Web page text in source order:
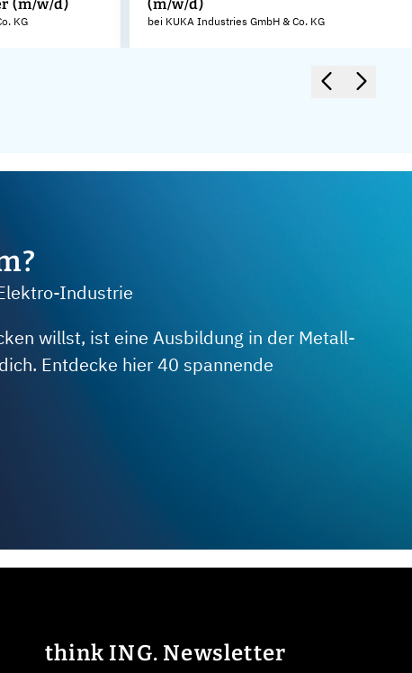
(m/w/d)
KG
(m/w/d)
bei KUKA Industries GmbH & Co. KG
Industrie
willst, ist eine Ausbildung in der Metall-
Entdecke hier 40 spannende
think ING. Newsletter